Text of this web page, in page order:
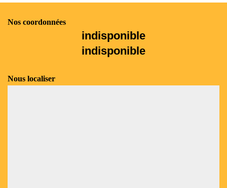
Nos coordonnées
indisponible
indisponible
Nous localiser